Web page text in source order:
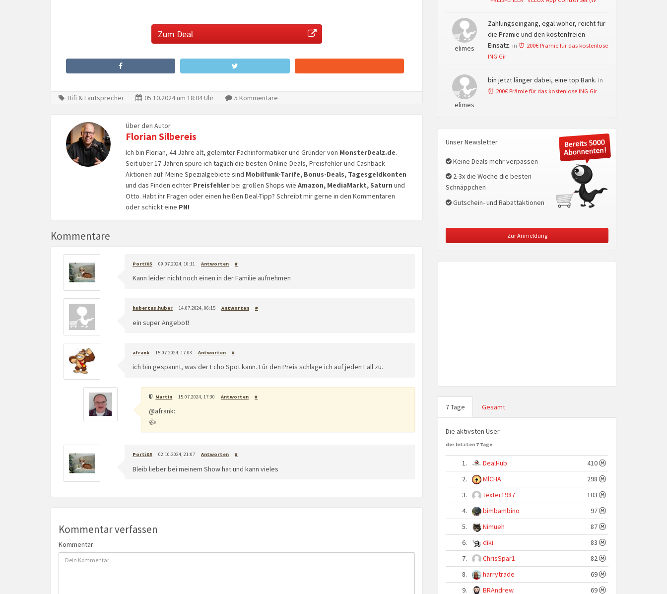
Zum Deal
Hifi & Lautsprecher 05.10.2024 um 18:04 Uhr 5 Kommentare
Über den Autor
Florian Silbereis
Ich bin Florian, 44 Jahre alt, gelernter Fachinformatiker und Gründer von MonsterDealz.de.
Seit über 17 Jahren spüre ich täglich die besten Online-Deals, Preisfehler und Cashback-
Aktionen auf. Meine Spezialgebiete sind Mobilfunk-Tarife, Bonus-Deals, Tagesgeldkonten
und das Finden echterPreisfehlerbei großen Shops wie Amazon, MediaMarkt, Saturn und
Otto. Habt ihr Fragen oder einen heißen Deal-Tipp? Schreibt mir gerne in den Kommentaren
oder schickt eine PN!
Kommentare
Porti05 09.07.2024, 10:11 Antworten #
Kann leider nicht noch einen in der Familie aufnehmen
hubertus.huber 14.07.2024, 06:15 Antworten #
ein super Angebot!
afrank 15.07.2024, 17:03 Antworten #
ich bin gespannt, was der Echo Spot kann. Für den Preis schlage ich auf jeden Fall zu.
Martin 15.07.2024, 17:30 Antworten #
@afrank:
👍
Porti05 02.10.2024, 21:07 Antworten #
Bleib lieber bei meinem Show hat und kann vieles
Kommentar verfassen
Kommentar
elimes
Zahlungseingang, egal woher, reicht für
die Prämie und den kostenfreien
Einsatz. in ⏰ 200€ Prämie für das kostenlose
ING Gir
elimes
bin jetzt länger dabei, eine top Bank. in
⏰ 200€ Prämie für das kostenlose ING Gir
Unser Newsletter
Keine Deals mehr verpassen
2-3x die Woche die besten
Schnäppchen
Gutschein- und Rabattaktionen
Zur Anmeldung
7 Tage Gesamt
Die aktivsten User
der letzten 7 Tage
1. DealHub
410
2.
MlCHA
298
3.
texter1987
103
4.
bimbambino
97
5.
Nimueh
87
6.
diki
83
7.
ChrisSpar1
82
8.
harrytrade
69
9.
BRAndrew 69